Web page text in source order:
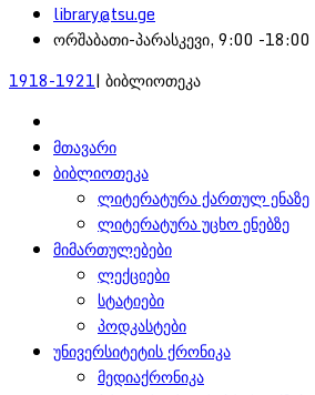
library@tsu.ge
ორშაბათი-პარასკევი, 9:00 -18:00
1918-1921| ბიბლიოთეკა
მთავარი
ბიბლიოთეკა
ლიტერატურა ქართულ ენაზე
ლიტერატურა უცხო ენებზე
მიმართულებები
ლექციები
სტატიები
პოდკასტები
უნივერსიტეტის ქრონიკა
მედიაქრონიკა